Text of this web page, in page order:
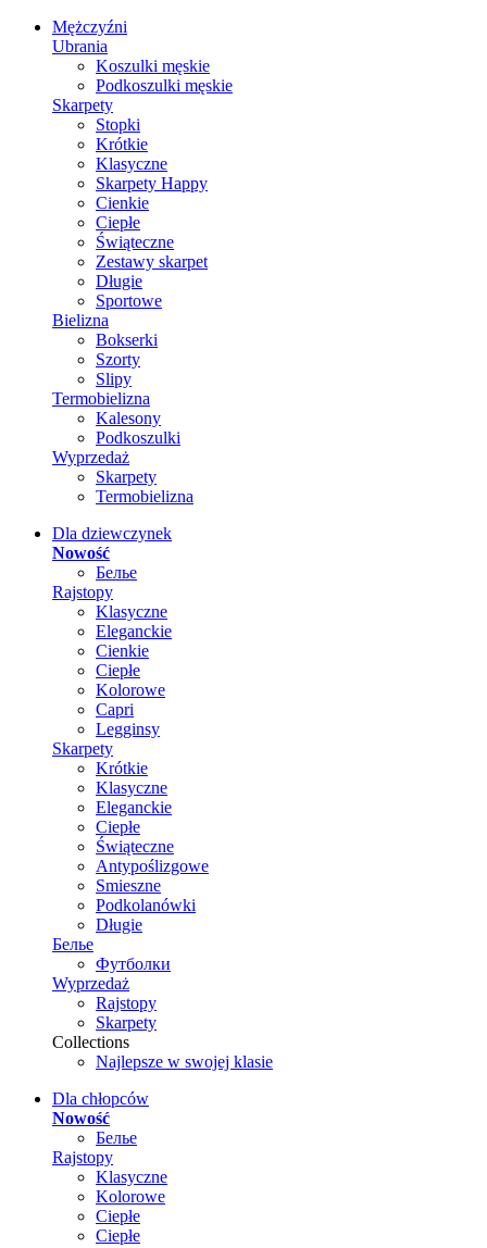
Mężczyźni
Ubrania
Koszulki męskie
Podkoszulki męskie
Skarpety
Stopki
Krótkie
Klasyczne
Skarpety Happy
Cienkie
Ciepłe
Świąteczne
Zestawy skarpet
Długie
Sportowe
Bielizna
Bokserki
Szorty
Slipy
Termobielizna
Kalesony
Podkoszulki
Wyprzedaż
Skarpety
Termobielizna
Dla dziewczynek
Nowość
Белье
Rajstopy
Klasyczne
Eleganckie
Cienkie
Ciepłe
Kolorowe
Capri
Legginsy
Skarpety
Krótkie
Klasyczne
Eleganckie
Ciepłe
Świąteczne
Antypoślizgowe
Smieszne
Podkolanówki
Długie
Белье
Футболки
Wyprzedaż
Rajstopy
Skarpety
Collections
Najlepsze w swojej klasie
Dla chłopców
Nowość
Белье
Rajstopy
Klasyczne
Kolorowe
Ciepłe
Ciepłe